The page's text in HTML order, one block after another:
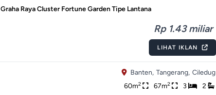
Graha Raya Cluster Fortune Garden Tipe Lantana
Rp 1.43 miliar
LIHAT IKLAN
Banten, Tangerang, Ciledug
60m2 67m2 3 2